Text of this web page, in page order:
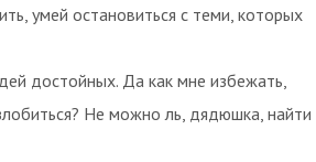
умей остановиться с теми, которых
достойных. Да как мне избежать,
Не можно ль, дядюшка, найти